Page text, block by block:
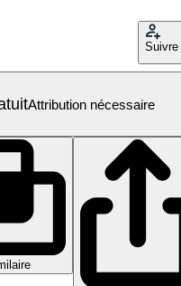
Suivre
Attribution nécessaire